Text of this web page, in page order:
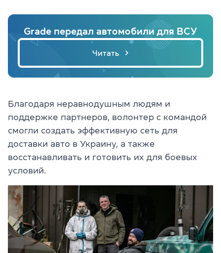
Grade передал автомобили для ВСУ
Читать
Благодаря неравнодушным людям и
поддержке партнеров, волонтер с командой
смогли создать эффективную сеть для
доставки авто в Украину, а также
восстанавливать и готовить их для боевых
условий.